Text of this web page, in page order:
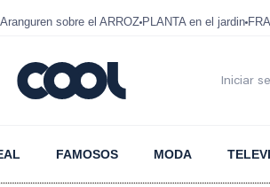
sobre el ARROZ PLANTA en el jardin
Iniciar
FAMOSOS MODA